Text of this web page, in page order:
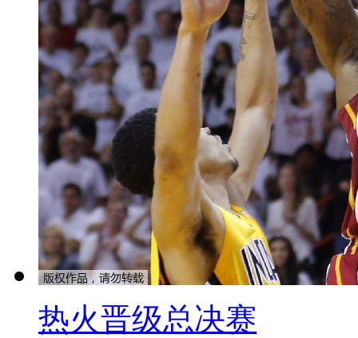
的等灯意识略有加强。
【同期声】北京市民 大爷
(罚钱之后大家过马路的情况
好点好点 好多了 自己不自觉
【同期声】北京市民
[page title= subtitle=]
(大家意识上是不是有所增加
我觉得要是宣传的多了 大家
热火晋级总决赛